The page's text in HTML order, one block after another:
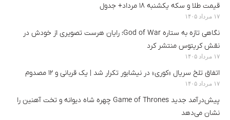
قیمت طلا و سکه یکشنبه ۱۸ مرداد+ جدول
۱۷ مرداد ۱۴۰۵
نگاهی تازه به ستاره God of War؛ رایان هرست تصویری از خودش در
نقش کریتوس منتشر کرد
۱۷ مرداد ۱۴۰۵
اتفاق تلخ سریال «کوری» در نیشابور تکرار شد | یک قربانی و ۱۲ مصدوم
۱۷ مرداد ۱۴۰۵
پیش‌درآمد جدید Game of Thrones چهره شاه دیوانه و تخت آهنین را
نشان می‌دهد